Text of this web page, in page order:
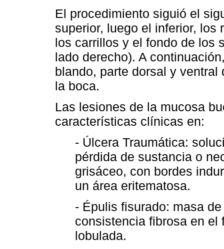
El procedimiento siguió el
superior, luego el inferior, los
los carrillos y el fondo de los
lado derecho). A
blando, parte dorsal y
la boca.
Las lesiones de la mucosa
características clínicas en:
- Úlcera Traumática:
pérdida de sustancia o
grisáceo, con bordes
un área eritematosa.
- Épulis fisurado: masa
consistencia fibrosa en el
lobulada.